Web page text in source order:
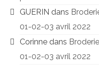
GUERIN dans
01-02-03 avril 2022
Corinne dans
01-02-03 avril 2022